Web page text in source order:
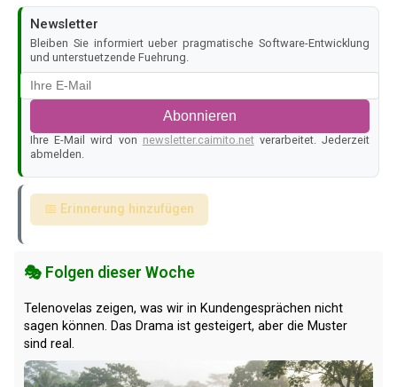
Newsletter
Bleiben Sie informiert ueber pragmatische Software-Entwicklung
und unterstuetzende Fuehrung.
Abonnieren
Ihre E-Mail wird von newsletter.caimito.netverarbeitet. Jederzeit
abmelden.
📅 Erinnerung hinzufügen
🎭 Folgen dieser Woche
Telenovelas zeigen, was wir in Kundengesprächen nicht
sagen können. Das Drama ist gesteigert, aber die Muster
sind real.